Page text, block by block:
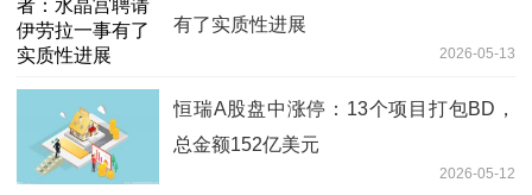
有了实质性进展
2026-05-13
恒瑞A股盘中涨停：13个项目打包BD，
总金额152亿美元
2026-05-12